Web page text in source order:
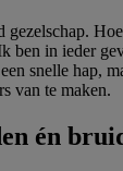
gezelschap.
ben in ieder
snelle hap,
van te maken.
én